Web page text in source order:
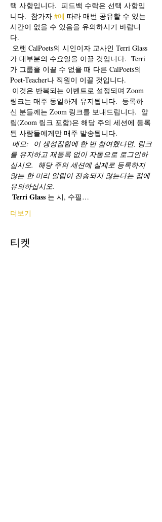
택 사항입니다.  피드백 수락은 선택 사항입
니다.  참가자 #에 따라 매번 공유할 수 있는
시간이 없을 수 있음을 유의하시기 바랍니
다.
가 대부분의 수요일을 이끌 것입니다.  Terri
가 그룹을 이끌 수 없을 때 다른 CalPoets의
Poet-Teacher나 직원이 이끌 것입니다.
링크는 매주 동일하게 유지됩니다.  등록하
신 분들께는 Zoom 링크를 보내드립니다.  알
림(Zoom 링크 포함)은 해당 주의 세션에 등록
된 사람들에게만 매주 발송됩니다.
메모:
이 생성집합에 한 번 참여했다면, 링크
를 유지하고 재등록 없이 자동으로 로그인하
십시오.
해당 주의 세션에 실제로 등록하지
않는 한 미리 알림이 전송되지 않는다는 점에
유의하십시오.
Terri Glass 는 시, 수필…
더보기
티켓